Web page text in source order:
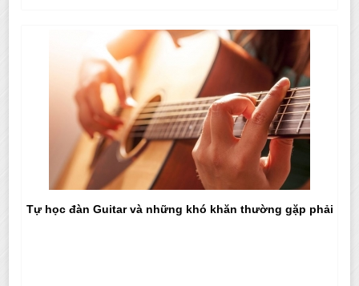
Tự học đàn Guitar và những khó khăn thường gặp phải